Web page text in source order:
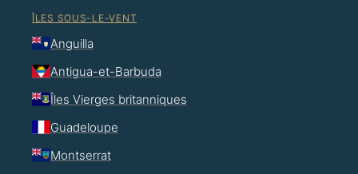
ÎLES SOUS-LE-VENT
Anguilla
Antigua-et-Barbuda
Îles Vierges britanniques
Guadeloupe
Montserrat